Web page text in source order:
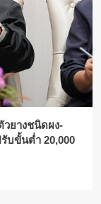
วยางชนิดผง-
บขั้นต่ำ 20,000